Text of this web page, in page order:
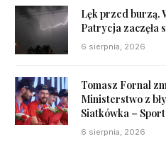
Lęk przed burzą.
Patrycja zaczęła
6 sierpnia, 2026
Tomasz Fornal
Ministerstwo z
Siatkówka –
6 sierpnia, 2026